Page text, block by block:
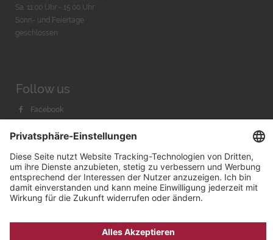
Sa. 11:00 Uhr - 15.00 Uhr
Sonn- und Feiertage
geschlossen
Follow us
Facebook
Youtube